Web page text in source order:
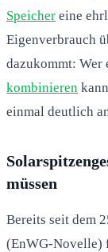
Speicher eine
Eigenverbrauch
dazukommt: Wer
kombinieren
einmal deutlich
müssen
Bereits seit dem
(EnWG-Novelle)